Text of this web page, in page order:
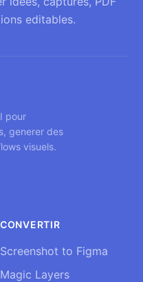
editables.
pour
generer des
visuels.
CONVERTIR
Screenshot to Figma
Magic Layers